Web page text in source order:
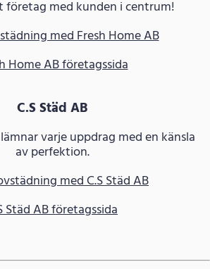
företag med kunden i centrum!
med Fresh Home AB
Home AB företagssida
C.S Städ AB
varje uppdrag med en känsla
av perfektion.
med C.S Städ AB
Städ AB företagssida